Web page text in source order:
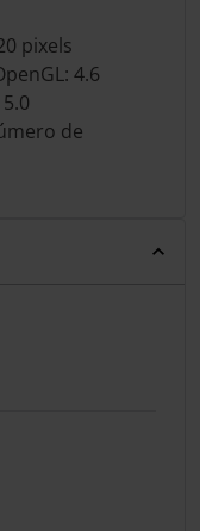
pixels
4.6
de